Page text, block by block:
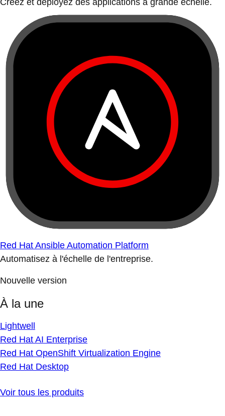
Créez et déployez des applications à grande échelle.
Red Hat Ansible Automation Platform
Automatisez à l'échelle de l'entreprise.
Nouvelle version
À la une
Lightwell
Red Hat AI Enterprise
Red Hat OpenShift Virtualization Engine
Red Hat Desktop
Voir tous les produits